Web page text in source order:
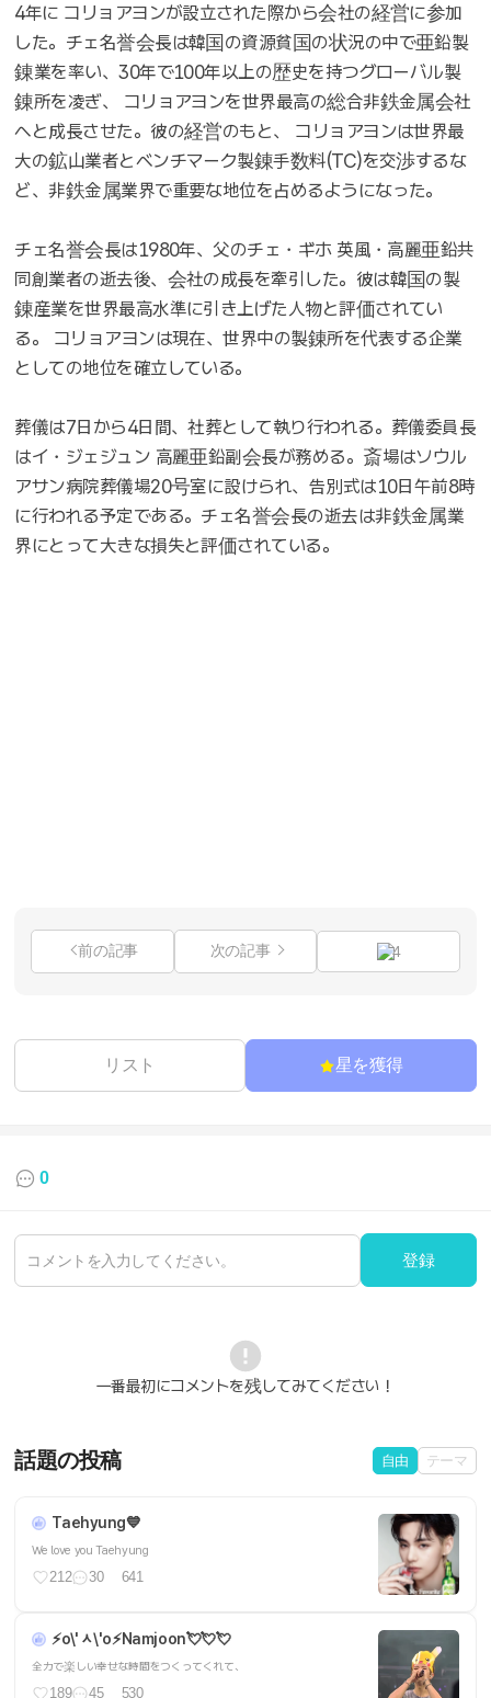
4年に コリョアヨンが設立された際から会社の経営に参加
した。チェ名誉会長は韓国の資源貧国の状況の中で亜鉛製
錬業を率い、30年で100年以上の歴史を持つグローバル製
錬所を凌ぎ、 コリョアヨンを世界最高の総合非鉄金属会社
へと成長させた。彼の経営のもと、 コリョアヨンは世界最
大の鉱山業者とベンチマーク製錬手数料(TC)を交渉するな
ど、非鉄金属業界で重要な地位を占めるようになった。
チェ名誉会長は1980年、父のチェ・ギホ 英風・高麗亜鉛共
同創業者の逝去後、会社の成長を牽引した。彼は韓国の製
錬産業を世界最高水準に引き上げた人物と評価されてい
る。 コリョアヨンは現在、世界中の製錬所を代表する企業
としての地位を確立している。
葬儀は7日から4日間、社葬として執り行われる。葬儀委員長
はイ・ジェジュン 高麗亜鉛副会長が務める。斎場はソウル
アサン病院葬儀場20号室に設けられ、告別式は10日午前8時
に行われる予定である。チェ名誉会長の逝去は非鉄金属業
界にとって大きな損失と評価されている。
前の記事 次の記事 4
リスト 星を獲得
0
登録
一番最初にコメントを残してみてください！
話題の投稿 自由 テーマ
Taehyung💙
We love you Taehyung
212 30 641
⚡️o\'ᆺ\'o⚡️Namjoon💘💘💘
全力で楽しい幸せな時間をつくってくれて、
189 45 530